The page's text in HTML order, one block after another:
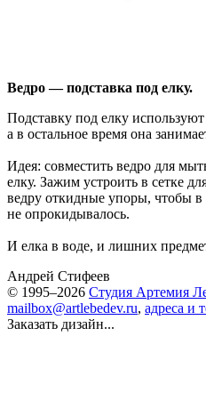
Ведро — подставка под елку.
Подставку под елку
а в остальное время она
Идея: совместить ведро для
елку. Зажим устроить в сетке
ведру откидные упоры, чтобы
не опрокидывалось.
И елка в воде, и лишних
Андрей Стифеев
© 1995–2026 Студия Артемия
mailbox@artlebedev.ru, адреса и
Заказать дизайн...